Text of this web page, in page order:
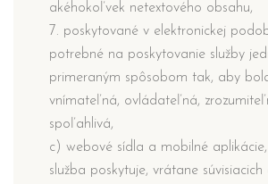
akéhokoľvek netextového obsahu,
7. poskytované v elektronickej
potrebné na poskytovanie služby
primeraným spôsobom tak, aby
vnímateľná, ovládateľná,
spoľahlivá,
c) webové sídla a mobilné
služba poskytuje, vrátane súvisiacich